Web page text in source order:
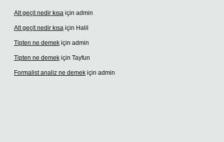
Alt geçit nedir kısa için admin
Alt geçit nedir kısa için Halil
Tipten ne demek için admin
Tipten ne demek için Tayfun
Formalist analiz ne demek için admin